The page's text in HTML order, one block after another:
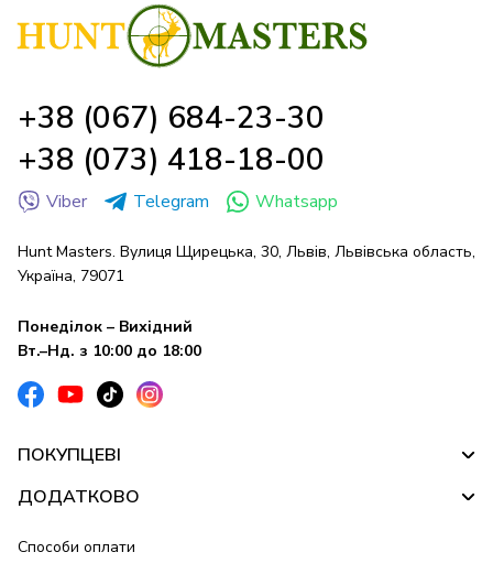
+38 (067) 684-23-30
+38 (073) 418-18-00
Viber Telegram Whatsapp
Hunt Masters. Вулиця Щирецька, 30, Львів, Львівська область,
Україна, 79071
Понеділок – Вихідний
Вт.–Нд. з 10:00 до 18:00
ПОКУПЦЕВІ
ДОДАТКОВО
Способи оплати